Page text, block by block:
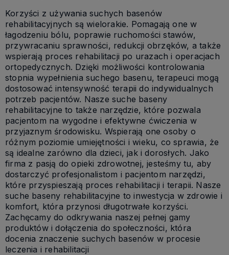
Korzyści z używania suchych basenów
rehabilitacyjnych są wielorakie. Pomagają one w
łagodzeniu bólu, poprawie ruchomości stawów,
przywracaniu sprawności, redukcji obrzęków, a także
wspierają proces rehabilitacji po urazach i operacjach
ortopedycznych. Dzięki możliwości kontrolowania
stopnia wypełnienia suchego basenu, terapeuci mogą
dostosować intensywność terapii do indywidualnych
potrzeb pacjentów. Nasze suche baseny
rehabilitacyjne to także narzędzie, które pozwala
pacjentom na wygodne i efektywne ćwiczenia w
przyjaznym środowisku. Wspierają one osoby o
różnym poziomie umiejętności i wieku, co sprawia, że
są idealne zarówno dla dzieci, jak i dorosłych. Jako
firma z pasją do opieki zdrowotnej, jesteśmy tu, aby
dostarczyć profesjonalistom i pacjentom narzędzi,
które przyspieszają proces rehabilitacji i terapii. Nasze
suche baseny rehabilitacyjne to inwestycja w zdrowie i
komfort, która przynosi długotrwałe korzyści.
Zachęcamy do odkrywania naszej pełnej gamy
produktów i dołączenia do społeczności, która
docenia znaczenie suchych basenów w procesie
leczenia i rehabilitacji